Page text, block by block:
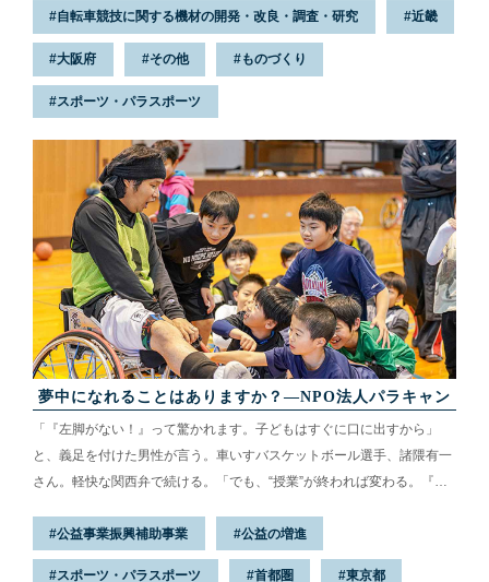
ントと関連会社デサントジャパン株式会社。0.01秒を縮めるべく「風を
受け流すウェア」を生み出した、開発チームの4人を追った。
自転車競技に関する機材の開発・改良・調査・研究 近畿
大阪府 その他 ものづくり
スポーツ・パラスポーツ
夢中になれることはありますか？—NPO法人パラキャン
「『左脚がない！』って驚かれます。子どもはすぐに口に出すから」
と、義足を付けた男性が言う。車いすバスケットボール選手、諸隈有一
さん。軽快な関西弁で続ける。「でも、“授業”が終われば変わる。『ク
〝僕〟を見てくれるようになるんです」——。
公益事業振興補助事業 公益の増進
スポーツ・パラスポーツ 首都圏 東京都